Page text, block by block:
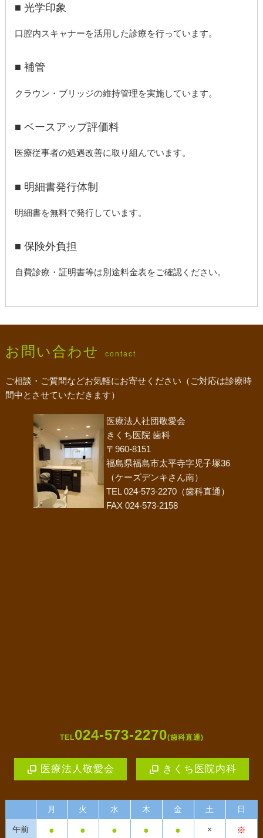
■ 光学印象
口腔内スキャナーを活用した診療を行っています。
■ 補管
クラウン・ブリッジの維持管理を実施しています。
■ ベースアップ評価料
医療従事者の処遇改善に取り組んでいます。
■ 明細書発行体制
明細書を無料で発行しています。
■ 保険外負担
自費診療・証明書等は別途料金表をご確認ください。
お問い合わせ contact
ご相談・ご質問などお気軽にお寄せください（ご対応は診療時
間中とさせていただきます）
医療法人社団敬愛会
きくち医院 歯科
〒960-8151
福島県福島市太平寺字児子塚36
（ケーズデンキさん南）
TEL 024-573-2270（歯科直通）
FAX 024-573-2158
TEL024-573-2270(歯科直通)
医療法人敬愛会 きくち医院内科
月 火 水 木 金 土 日
午前 ● ● ● ● ● × ※